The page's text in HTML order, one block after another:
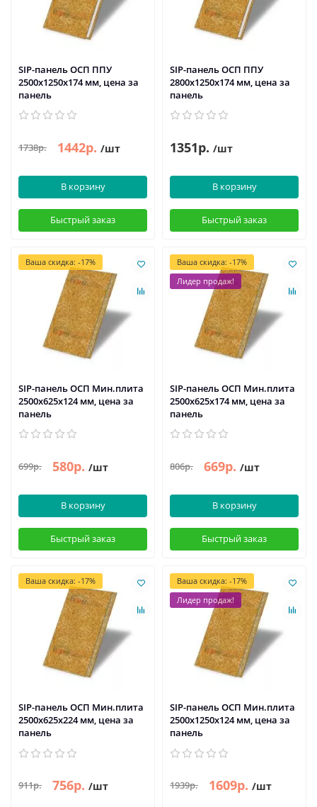
SIP-панель ОСП ППУ
2500х1250х174 мм, цена за
панель
1738р. 1442р. /шт
В корзину
Быстрый заказ
SIP-панель ОСП ППУ
2800х1250х174 мм, цена за
панель
1351р. /шт
В корзину
Быстрый заказ
Ваша скидка: -17%
SIP-панель ОСП Мин.плита
2500х625х124 мм, цена за
панель
699р. 580р. /шт
В корзину
Быстрый заказ
Ваша скидка: -17%
Лидер продаж!
SIP-панель ОСП Мин.плита
2500х625х174 мм, цена за
панель
806р. 669р. /шт
В корзину
Быстрый заказ
Ваша скидка: -17%
SIP-панель ОСП Мин.плита
2500х625х224 мм, цена за
панель
911р. 756р. /шт
Ваша скидка: -17%
Лидер продаж!
SIP-панель ОСП Мин.плита
2500х1250х124 мм, цена за
панель
1939р. 1609р. /шт